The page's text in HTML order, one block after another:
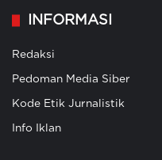
INFORMASI
Redaksi
Pedoman Media Siber
Kode Etik Jurnalistik
Info Iklan